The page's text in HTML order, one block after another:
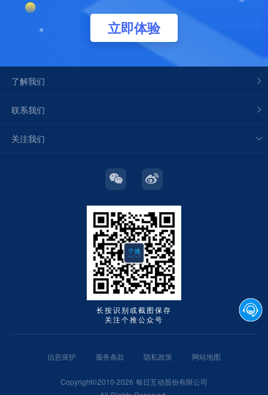
立即体验
了解我们
联系我们
关注我们
长按识别或截图保存
关注个推公众号
信息保护 服务条款 隐私政策 网站地图
Copyright©2010-2026 每日互动股份有限公司